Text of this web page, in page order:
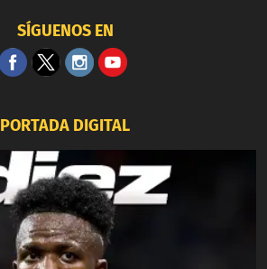
SÍGUENOS EN
PORTADA DIGITAL